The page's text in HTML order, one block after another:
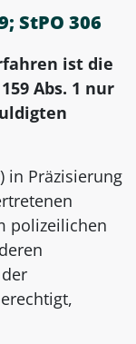
StPO 306
ist die
Abs. 1 nur
in Präzisierung
polizeilichen